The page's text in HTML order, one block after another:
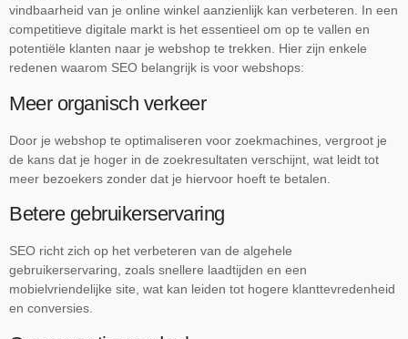
vindbaarheid van je online winkel aanzienlijk kan verbeteren. In een
competitieve digitale markt is het essentieel om op te vallen en
potentiële klanten naar je webshop te trekken. Hier zijn enkele
redenen waarom SEO belangrijk is voor webshops:
Meer organisch verkeer
Door je webshop te optimaliseren voor zoekmachines, vergroot je
de kans dat je hoger in de zoekresultaten verschijnt, wat leidt tot
meer bezoekers zonder dat je hiervoor hoeft te betalen.
Betere gebruikerservaring
SEO richt zich op het verbeteren van de algehele
gebruikerservaring, zoals snellere laadtijden en een
mobielvriendelijke site, wat kan leiden tot hogere klanttevredenheid
en conversies.